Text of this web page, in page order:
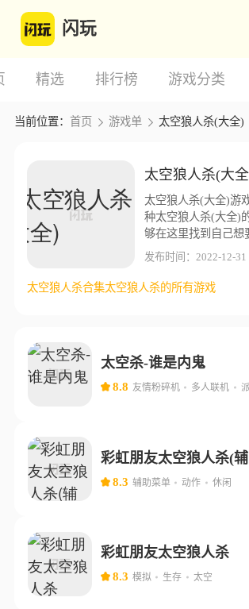
闪玩
精选 排行榜 游戏分类
当前位置： 首页 游戏单 太空狼人杀(大全)
太空狼人杀(大
太空狼人杀(大全)游
种太空狼人杀(大全)
够在这里找到自己想
(大全)版本，闪玩游
了更多不同的太空狼
发布时间：2022-12-31
太空狼人杀合集太空狼人杀的所有游戏
太空狼人杀20款
太空狼人杀大全
太空杀-谁是内鬼
8.8 友情粉碎机 多人联机 派对游戏
8.3 辅助菜单 动作 休闲
彩虹朋友太空狼人杀
8.3 模拟 生存 太空